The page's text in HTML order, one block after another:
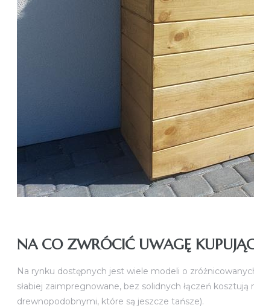
NA CO ZWRÓCIĆ UWAGĘ
Na rynku dostępnych jest wiele modeli o
słabiej zaimpregnowane, bez solidnych łączeń
drewnopodobnymi, które są jeszcze tańsze).